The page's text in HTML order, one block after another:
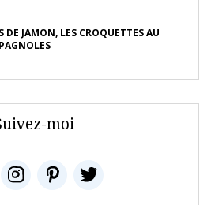
DE JAMON, LES CROQUETTES AU
moi